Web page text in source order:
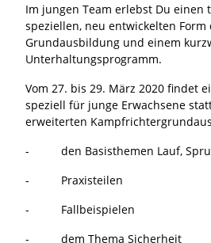
Im jungen Team erlebst Du einen
speziellen, neu entwickelten
Grundausbildung und einem
Unterhaltungsprogramm.
Vom 27. bis 29. März 2020 findet
speziell für junge Erwachsene
erweiterten
- den Basisthemen Lauf,
- Praxisteilen
- Fallbeispielen
- dem Thema Sicherheit